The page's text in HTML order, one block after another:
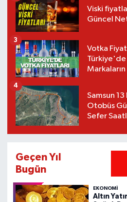
Viski
Güncel
Votka
Türkiye'de
Markaların
3
Samsun 13
Otobüs
Sefer
4
Geçen Yıl
Bugün
EKONOMİ
Altın